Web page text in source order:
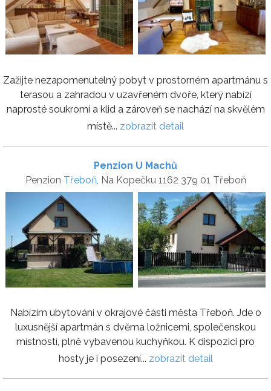
Zažijte nezapomenutelný pobyt v prostorném apartmánu s
terasou a zahradou v uzavřeném dvoře, který nabízí
naprosté soukromí a klid a zároveň se nachází na skvělém
místě... zobrazit detail
Penzion U Machů
Penzion Třeboň, Na Kopečku 1162 379 01 Třeboň
Nabízím ubytování v okrajové části města Třeboň. Jde o
luxusnější apartmán s dvěma ložnicemi, společenskou
místností, plně vybavenou kuchyňkou. K dispozici pro
hosty je i posezení... zobrazit detail